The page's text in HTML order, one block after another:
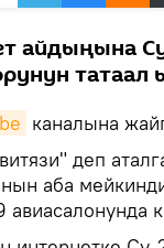
айдыңына
татаал
каналына
деп
аба
авиасалонунда